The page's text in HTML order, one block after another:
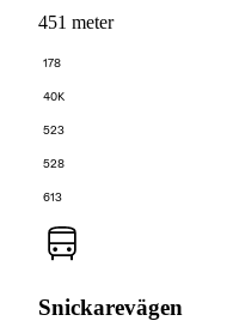
451 meter
178
40K
523
528
613
Snickarevägen